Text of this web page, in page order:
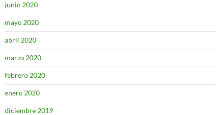
junio 2020
mayo 2020
abril 2020
marzo 2020
febrero 2020
enero 2020
diciembre 2019